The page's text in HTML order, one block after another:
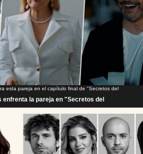
esta pareja en el capítulo final de "Secretos del
enfrenta la pareja en "Secretos del